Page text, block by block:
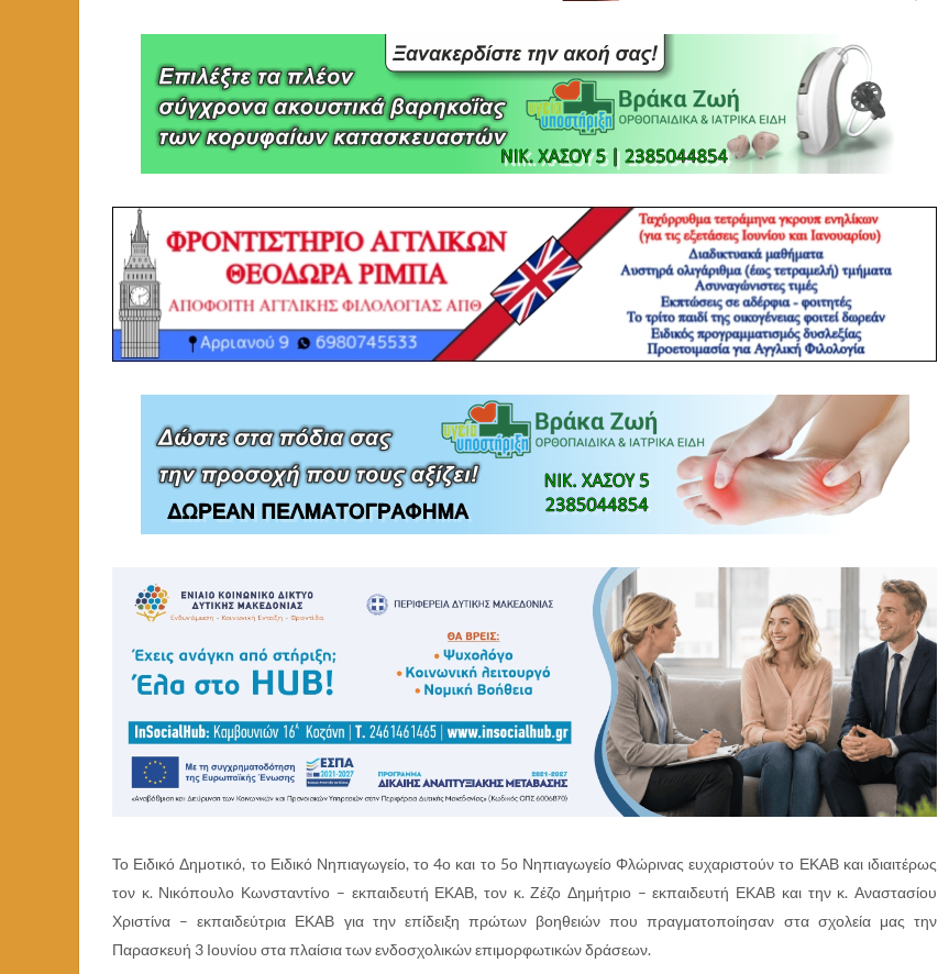
To Ειδικό Δημοτικό, το Ειδικό Νηπιαγωγείο, το 4ο και το 5ο Νηπιαγωγείο Φλώρινας ευχαριστούν το ΕΚΑΒ και ιδιαιτέρως
τον κ. Νικόπουλο Κωνσταντίνο – εκπαιδευτή ΕΚΑΒ, τον κ. Ζέζο Δημήτριο – εκπαιδευτή ΕΚΑΒ και την κ. Αναστασίου
Χριστίνα – εκπαιδεύτρια ΕΚΑΒ για την επίδειξη πρώτων βοηθειών που πραγματοποίησαν στα σχολεία μας την
Παρασκευή 3 Ιουνίου στα πλαίσια των ενδοσχολικών επιμορφωτικών δράσεων.